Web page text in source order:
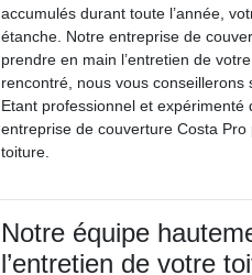
accumulés durant toute l’année,
étanche. Notre entreprise de
prendre en main l’entretien de
rencontré, nous vous conseillerons
Etant professionnel et
entreprise de couverture Costa
toiture.
Notre équipe
l’entretien de votre